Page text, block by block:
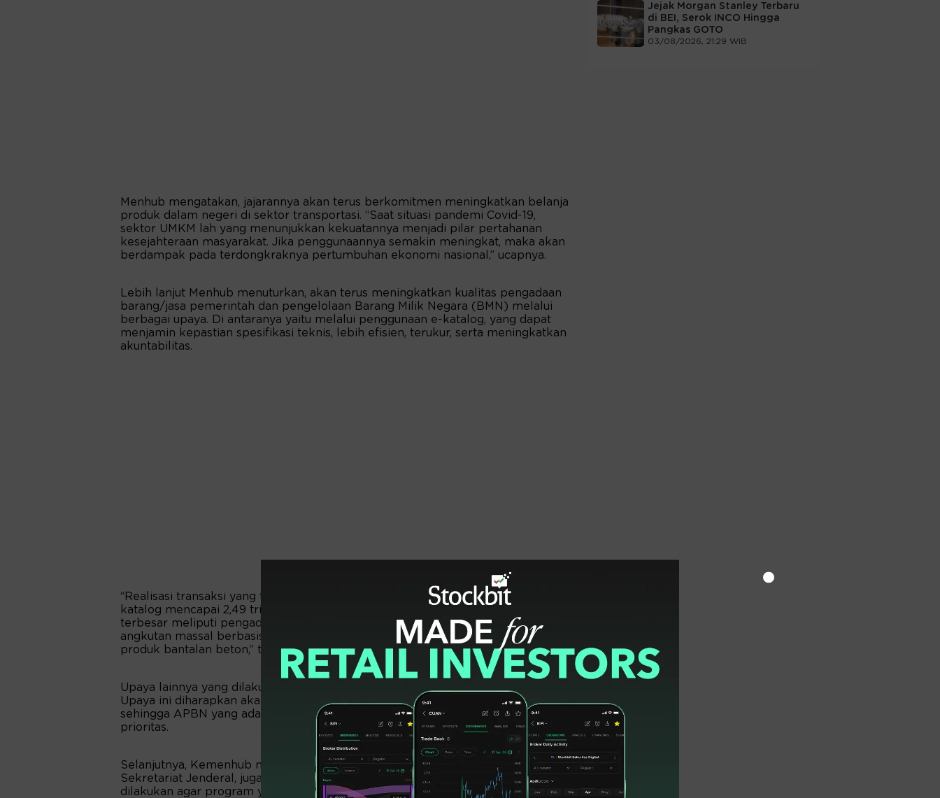
Menhub mengatakan, jajarannya akan terus berkomitmen meningkatkan belanja
produk dalam negeri di sektor transportasi. “Saat situasi pandemi Covid-19,
sektor UMKM lah yang menunjukkan kekuatannya menjadi pilar pertahanan
kesejahteraan masyarakat. Jika penggunaannya semakin meningkat, maka akan
berdampak pada terdongkraknya pertumbuhan ekonomi nasional,” ucapnya.
Lebih lanjut Menhub menuturkan, akan terus meningkatkan kualitas pengadaan
barang/jasa pemerintah dan pengelolaan Barang Milik Negara (BMN) melalui
berbagai upaya. Di antaranya yaitu melalui penggunaan e-katalog, yang dapat
menjamin kepastian spesifikasi teknis, lebih efisien, terukur, serta meningkatkan
akuntabilitas.
“Realisasi transaksi yang telah kami lakukan tahun ini melalui pengadaan e-
katalog mencapai 2,49 triliun rupiah atau 3.173 jumlah transaksi. Transaksi
terbesar meliputi pengadaan dan pemasangan perlengkapan jalan, layanan
angkutan massal berbasis jalan di kawasan perkotaan (buy the service), serta
produk bantalan beton,” tutur Menhub.
Upaya lainnya yang dilakukan yaitu melalui optimalisasi pemanfaatan aset BMN.
Upaya ini diharapkan akan meningkatkan efektivitas dan efisiensi anggaran,
sehingga APBN yang ada dapat dimanfaatkan untuk program yang lebih
prioritas.
Selanjutnya, Kemenhub melalui Biro Layanan Pengadaan dan Pengelolaan BMN,
Sekretariat Jenderal, juga melakukan proses pengadaan yang lebih dini. Hal ini
dilakukan agar program yang direncanakan dapat selesai tepat waktu, dan untuk
Jejak Morgan Stanley Terbaru
di BEI, Serok INCO Hingga
Pangkas GOTO
03/08/2026, 21:29 WIB